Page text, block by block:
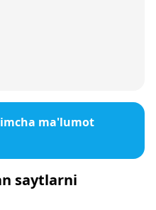
ma'lumot
saytlarni